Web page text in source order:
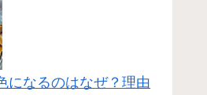
になるのはなぜ？理由